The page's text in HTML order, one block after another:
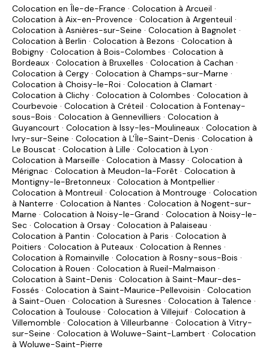
Colocation en Île-de-France · Colocation à Arcueil ·
Colocation à Aix-en-Provence · Colocation à Argenteuil ·
Colocation à Asnières-sur-Seine · Colocation à Bagnolet ·
Colocation à Berlin · Colocation à Bezons · Colocation à
Bobigny · Colocation à Bois-Colombes · Colocation à
Bordeaux · Colocation à Bruxelles · Colocation à Cachan ·
Colocation à Cergy · Colocation à Champs-sur-Marne ·
Colocation à Choisy-le-Roi · Colocation à Clamart ·
Colocation à Clichy · Colocation à Colombes · Colocation à
Courbevoie · Colocation à Créteil · Colocation à Fontenay-
sous-Bois · Colocation à Gennevilliers · Colocation à
Guyancourt · Colocation à Issy-les-Moulineaux · Colocation à
Ivry-sur-Seine · Colocation à L'Île-Saint-Denis · Colocation à
Le Bouscat · Colocation à Lille · Colocation à Lyon ·
Colocation à Marseille · Colocation à Massy · Colocation à
Mérignac · Colocation à Meudon-la-Forêt · Colocation à
Montigny-le-Bretonneux · Colocation à Montpellier ·
Colocation à Montreuil · Colocation à Montrouge · Colocation
à Nanterre · Colocation à Nantes · Colocation à Nogent-sur-
Marne · Colocation à Noisy-le-Grand · Colocation à Noisy-le-
Sec · Colocation à Orsay · Colocation à Palaiseau ·
Colocation à Pantin · Colocation à Paris · Colocation à
Poitiers · Colocation à Puteaux · Colocation à Rennes ·
Colocation à Romainville · Colocation à Rosny-sous-Bois ·
Colocation à Rouen · Colocation à Rueil-Malmaison ·
Colocation à Saint-Denis · Colocation à Saint-Maur-des-
Fossés · Colocation à Saint-Maurice-Pellevoisin · Colocation
à Saint-Ouen · Colocation à Suresnes · Colocation à Talence ·
Colocation à Toulouse · Colocation à Villejuif · Colocation à
Villemomble · Colocation à Villeurbanne · Colocation à Vitry-
sur-Seine · Colocation à Woluwe-Saint-Lambert · Colocation
à Woluwe-Saint-Pierre